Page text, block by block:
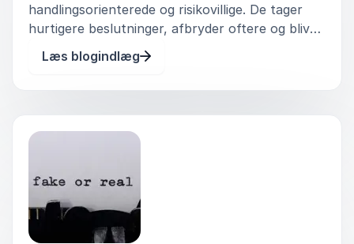
handlingsorienterede og risikovillige. De tager
hurtigere beslutninger, afbryder oftere og bliver
mindre hæmmet af social frygt. Samtidig falder
evnen til spontant at aflæse andres
Læs blogindlæg